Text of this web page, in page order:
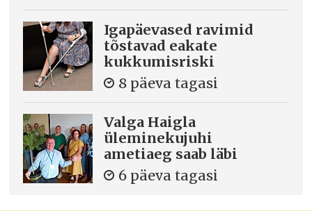
Igapäevased ravimid
tõstavad eakate
kukkumisriski
8 päeva tagasi
Valga Haigla
üleminekujuhi
ametiaeg saab läbi
6 päeva tagasi